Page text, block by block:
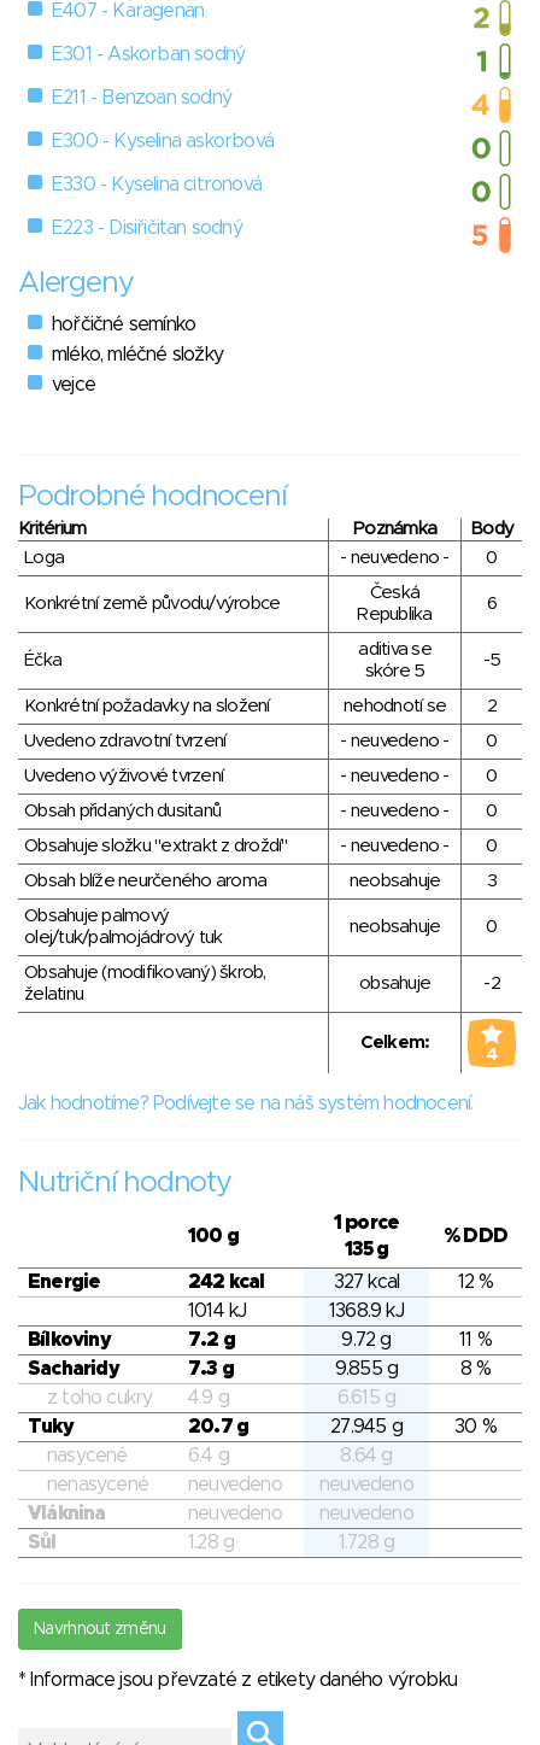
E407 - Karagenan
E301 - Askorban sodný
E211 - Benzoan sodný
E300 - Kyselina askorbová
E330 - Kyselina citronová
E223 - Disiřičitan sodný
Alergeny
hořčičné semínko
mléko, mléčné složky
vejce
Podrobné hodnocení
Kritérium Poznámka
Body
Loga
- neuvedeno - 0
Konkrétní země původu/výrobce
Česká
Republika
6
Éčka
aditiva se
skóre 5
-5
Konkrétní požadavky na složení nehodnotí se
2
Uvedeno zdravotní tvrzení
- neuvedeno -
0
Uvedeno výživové tvrzení
- neuvedeno -
0
Obsah přidaných dusitanů
- neuvedeno -
0
Obsahuje složku "extrakt z droždí"
- neuvedeno -
0
Obsah blíže neurčeného aroma
neobsahuje
3
Obsahuje palmový
olej/tuk/palmojádrový tuk
neobsahuje 0
Obsahuje (modifikovaný) škrob,
želatinu
obsahuje -2
Celkem:
4
Jak hodnotíme? Podívejte se na náš systém hodnocení.
Nutriční hodnoty
100 g
1 porce
135 g
% DDD
Energie 242 kcal 327 kcal
12 %
1014 kJ
1368.9 kJ
Bílkoviny
7.2 g 9.72 g
11 %
Sacharidy
7.3 g 9.855 g
8 %
z toho cukry
4.9 g
6.615 g
Tuky
20.7 g 27.945 g
30 %
nasycené
6.4 g
8.64 g
nenasycené
neuvedeno
neuvedeno
Vláknina
neuvedeno
neuvedeno
Sůl
1.28 g 1.728 g
Navrhnout změnu
* Informace jsou převzaté z etikety daného výrobku